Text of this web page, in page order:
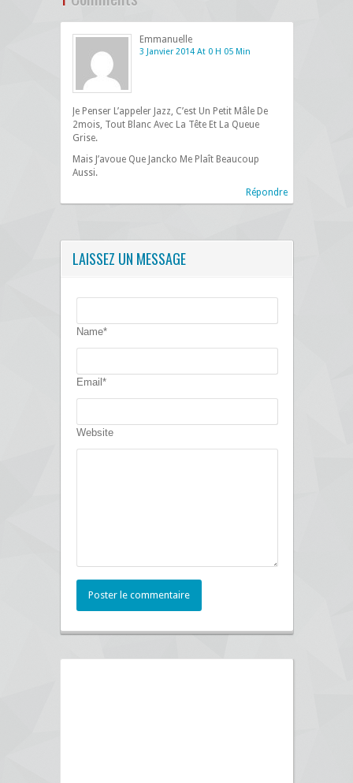
Emmanuelle
3 Janvier 2014 At 0 H 05 Min
Je Penser L’appeler Jazz, C’est Un Petit Mâle De
2mois, Tout Blanc Avec La Tête Et La Queue
Grise.
Mais J’avoue Que Jancko Me Plaît Beaucoup
Aussi.
Répondre
LAISSEZ UN MESSAGE
Name*
Email*
Website
Poster le commentaire